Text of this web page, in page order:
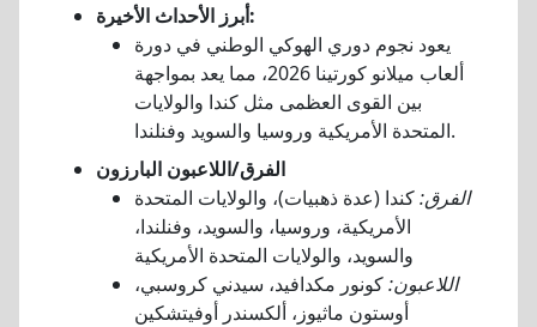
أبرز الأحداث الأخيرة:
يعود نجوم دوري الهوكي الوطني في دورة
ألعاب ميلانو كورتينا 2026، مما يعد بمواجهة
بين القوى العظمى مثل كندا والولايات
المتحدة الأمريكية وروسيا والسويد وفنلندا.
الفرق/اللاعبون البارزون
الفرق:كندا (عدة ذهبيات)، والولايات المتحدة
الأمريكية، وروسيا، والسويد، وفنلندا،
والسويد، والولايات المتحدة الأمريكية
اللاعبون:كونور مكدافيد، سيدني كروسبي،
أوستون ماثيوز، ألكسندر أوفيتشكين